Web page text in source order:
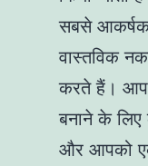
सबसे आकर्षक
वास्तविक
करते हैं। आप
बनाने के लिए
और आपको